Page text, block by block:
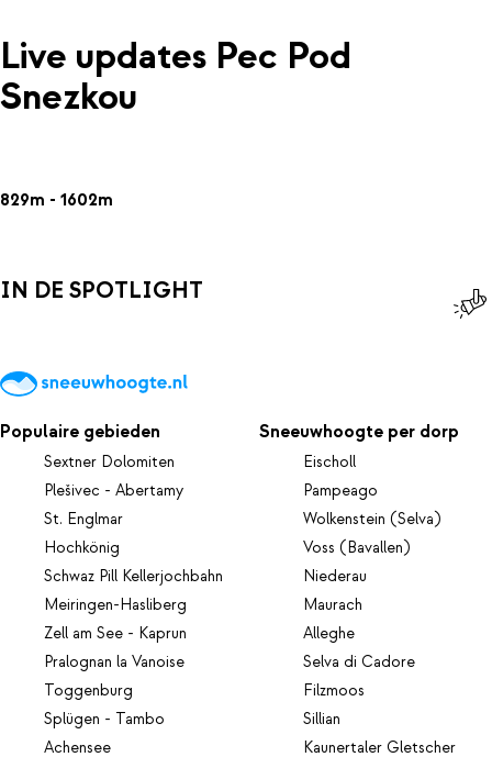
Live updates Pec Pod
Snezkou
829m - 1602m
IN DE SPOTLIGHT
Populaire gebieden
Sextner Dolomiten
Plešivec - Abertamy
St. Englmar
Hochkönig
Schwaz Pill Kellerjochbahn
Meiringen-Hasliberg
Zell am See - Kaprun
Pralognan la Vanoise
Toggenburg
Splügen - Tambo
Achensee
Sneeuwhoogte per dorp
Eischoll
Pampeago
Wolkenstein (Selva)
Voss (Bavallen)
Niederau
Maurach
Alleghe
Selva di Cadore
Filzmoos
Sillian
Kaunertaler Gletscher